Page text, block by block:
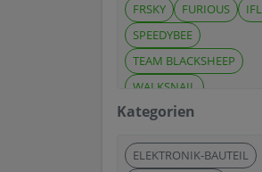
FRSKY
FURIOUS
SPEEDYBEE
TEAM BLACKSHEEP
WALKSNAIL
Kategorien
ELEKTRONIK-BAUTEIL